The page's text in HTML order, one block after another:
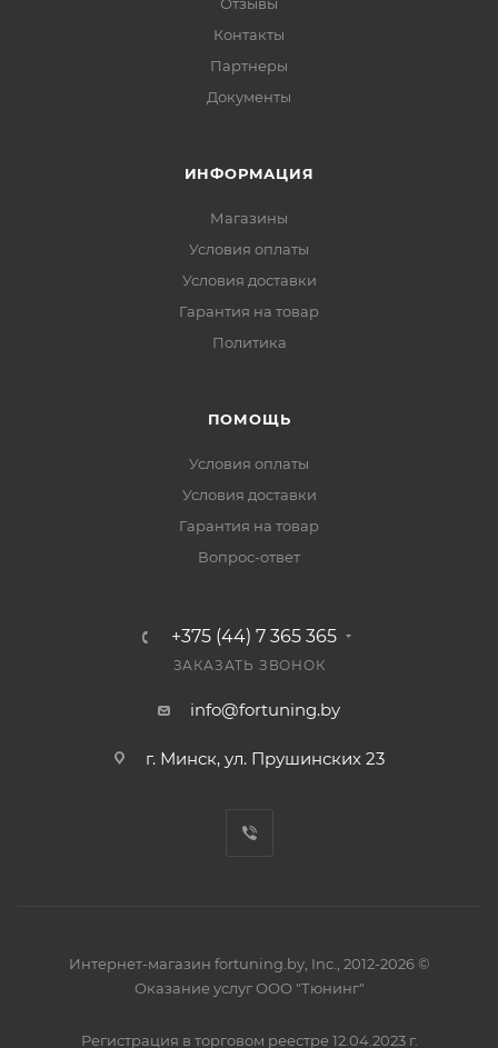
Контакты
Партнеры
Документы
ИНФОРМАЦИЯ
Магазины
Условия оплаты
Условия доставки
Гарантия на товар
Политика
ПОМОЩЬ
Условия оплаты
Условия доставки
Гарантия на товар
Вопрос-ответ
+375 (44) 7 365 365
ЗАКАЗАТЬ ЗВОНОК
info@fortuning.by
г. Минск, ул. Прушинских 23
Интернет-магазин fortuning.by, Inc., 2012-2026 ©
Оказание услуг ООО "Тюнинг"
Регистрация в торговом реестре 12.04.2023 г.